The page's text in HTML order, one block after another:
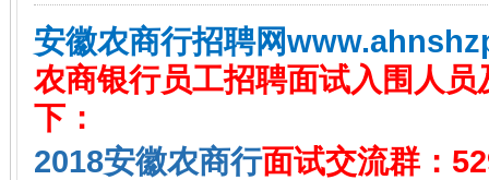
安徽农商行招聘网
农商银行员工招聘面试入围人
下：
2018安徽农商行面试交流群：